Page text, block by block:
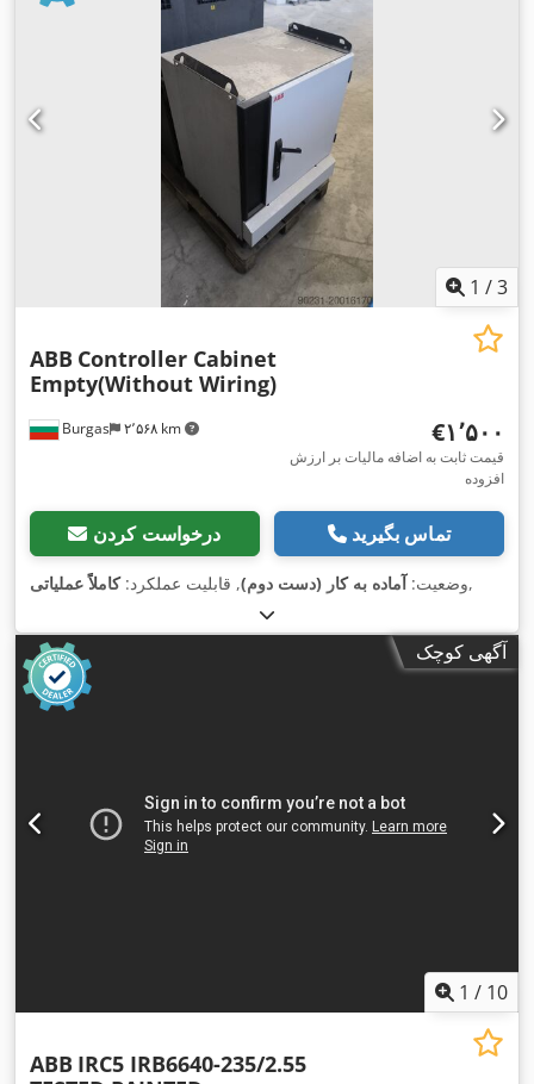
1 /3
Burgas ۲٬۵۶۸ km
ABB Controller Cabinet
Empty(Without Wiring)
‎€۱٬۵۰۰
قیمت ثابت به اضافه مالیات بر ارزش
افزوده
درخواست کردن تماس بگیرید
وضعیت: آماده به کار (دست دوم), قابلیت عملکرد:کاملاً عملیاتی ,
آگهی کوچک
1 / 10
ABB IRC5 IRB6640-235/2.55